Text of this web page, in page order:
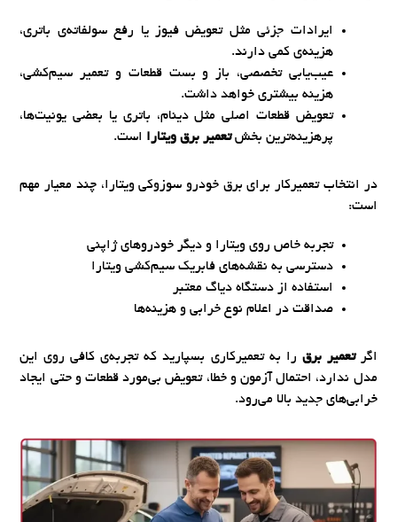
ایرادات جزئی مثل تعویض فیوز یا رفع سولفاته‌ی باتری،
هزینه‌ی کمی دارند.
عیب‌یابی تخصصی، باز و بست قطعات و تعمیر سیم‌کشی،
هزینه بیشتری خواهد داشت.
تعویض قطعات اصلی مثل دینام، باتری یا بعضی یونیت‌ها،
پرهزینه‌ترین بخشتعمیر برق ویتارا است.
در انتخاب تعمیرکار برای برق خودرو سوزوکی ویتارا، چند معیار مهم
است:
تجربه خاص روی ویتارا و دیگر خودروهای ژاپنی
دسترسی به نقشه‌های فابریک سیم‌کشی ویتارا
استفاده از دستگاه دیاگ معتبر
صداقت در اعلام نوع خرابی و هزینه‌ها
اگرتعمیر برق را به تعمیرکاری بسپارید که تجربه‌ی کافی روی این
مدل ندارد، احتمال آزمون و خطا، تعویض بی‌مورد قطعات و حتی ایجاد
خرابی‌های جدید بالا می‌رود.